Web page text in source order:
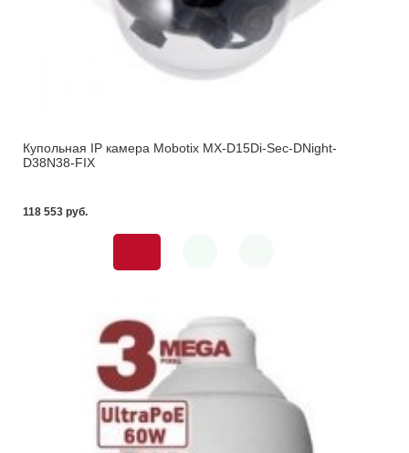
Купольная IP камера Mobotix MX-D15Di-Sec-DNight-
D38N38-FIX
118 553 pуб.